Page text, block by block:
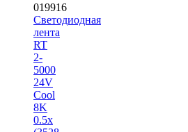
019916
Светодиодная
лента
RT
2-
5000
24V
Cool
8K
0.5x